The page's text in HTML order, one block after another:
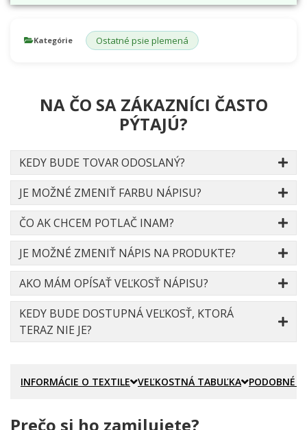
Kategórie Ostatné psie plemená
NA ČO SA ZÁKAZNÍCI ČASTO
PÝTAJÚ?
KEDY BUDE TOVAR ODOSLANÝ?
JE MOŽNÉ ZMENIŤ FARBU NÁPISU?
ČO AK CHCEM POTLAČ INAM?
JE MOŽNÉ ZMENIŤ NÁPIS NA PRODUKTE?
AKO MÁM OPÍSAŤ VEĽKOSŤ NÁPISU?
KEDY BUDE DOSTUPNÁ VEĽKOSŤ, KTORÁ
TERAZ NIE JE?
INFORMÁCIE O TEXTILE VEĽKOSTNÁ TABUĽKA PODOBNÉ
Prečo si ho zamilujete?